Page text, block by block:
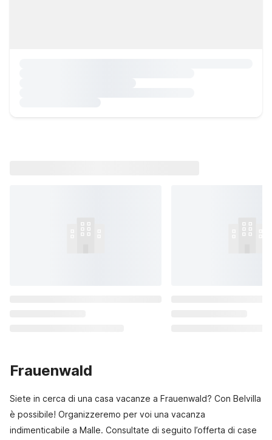
Frauenwald
Siete in cerca di una casa vacanze a Frauenwald? Con Belvilla
è possibile! Organizzeremo per voi una vacanza
indimenticabile a Malle. Consultate di seguito l’offerta di case